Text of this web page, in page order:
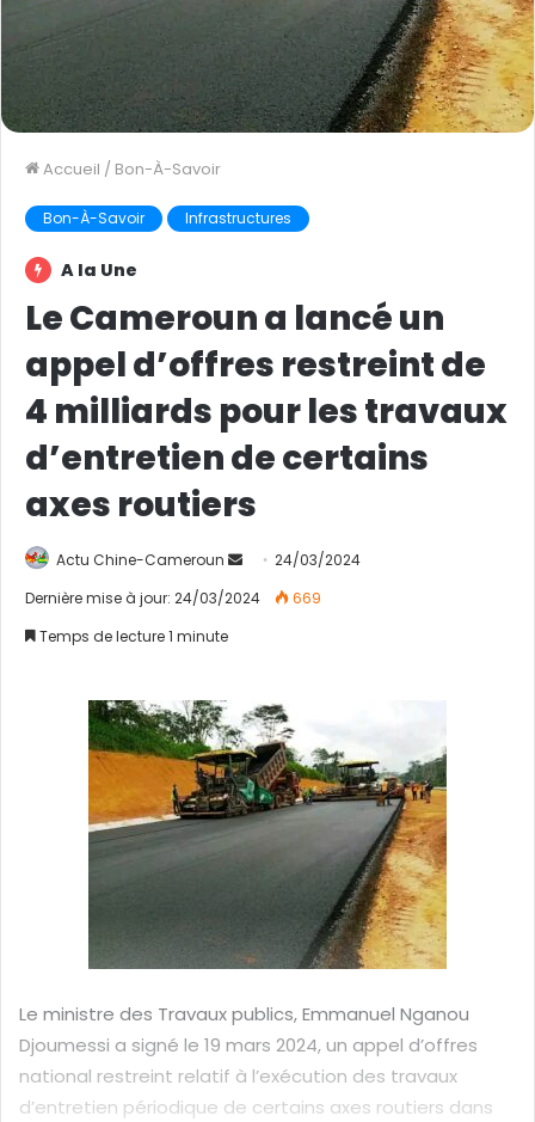
Accueil / Bon-À-Savoir
Bon-À-Savoir Infrastructures
A la Une
Le Cameroun a lancé un
appel d’offres restreint de
4 milliards pour les travaux
d’entretien de certains
axes routiers
Actu Chine-Cameroun
n
r
u
n
c
i
l
24/03/2024
Dernière mise à jour: 24/03/2024
669
Temps de lecture 1 minute
Le ministre des Travaux publics, Emmanuel Nganou
Djoumessi a signé le 19 mars 2024, un appel d’offres
national restreint relatif à l’exécution des travaux
d’entretien périodique de certains axes routiers dans